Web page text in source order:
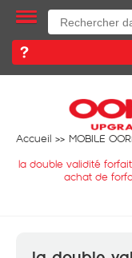
Accueil
MOBILE
la double validité
achat de